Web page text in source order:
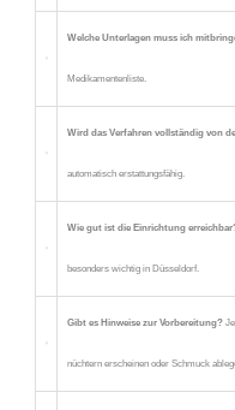
Welche Unterlagen muss ich
Medikamentenliste.
Wird das Verfahren vollständig von
automatisch erstattungsfähig.
Wie gut ist die Einrichtung
besonders wichtig in Düsseldorf.
Gibt es Hinweise zur Vorbereitung?Je
nüchtern erscheinen oder Schmuck